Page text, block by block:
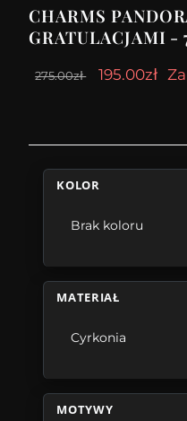
CHARMS
GRATULACJAMI -
275.00zł 195.00zł
KOLOR
Brak koloru
MATERIAŁ
Cyrkonia
MOTYWY